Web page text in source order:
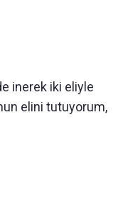
inerek iki eliyle
elini tutuyorum,